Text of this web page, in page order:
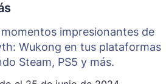
impresionantes de
Wukong en tus plataformas
Steam, PS5 y más.